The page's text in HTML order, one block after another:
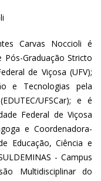
Carvas Noccioli é
Graduação Stricto
de Viçosa (UFV);
e Tecnologias pela
UFSCar); e é
Federal de Viçosa
e Coordenadora-
Educação, Ciência e
- Campus
Multidisciplinar do